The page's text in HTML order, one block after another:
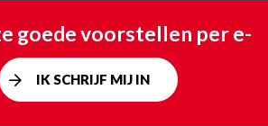
goede voorstellen per e-
IK SCHRIJF MIJ IN